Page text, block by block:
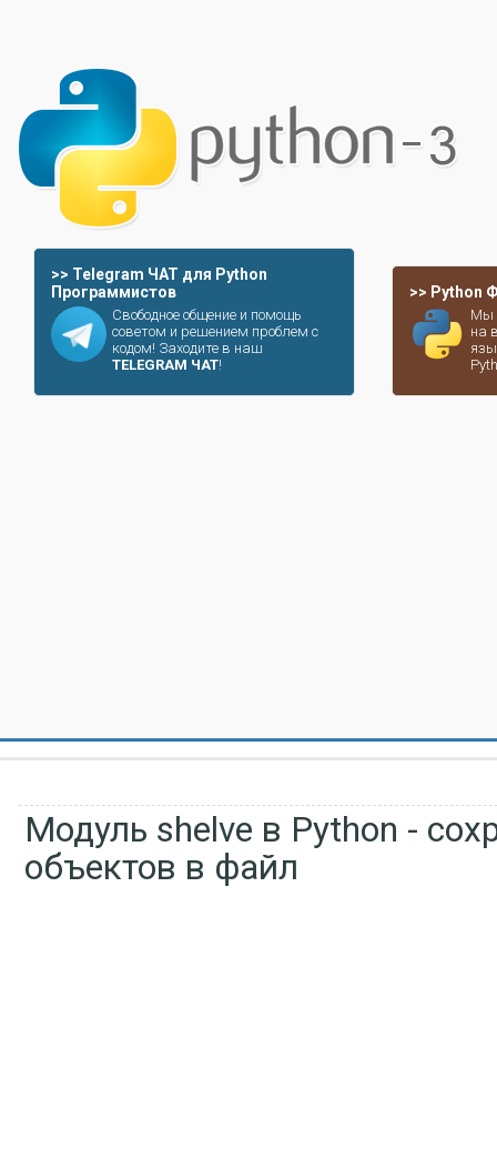
>> Telegram ЧАТ для Python
Программистов
Свободное общение и помощь
советом и решением проблем с
кодом! Заходите в наш
TELEGRAM ЧАТ!
>> Python
Мы
на
Модуль shelve в Python -
объектов в файл